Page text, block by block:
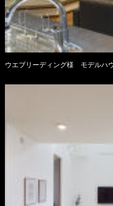
ウエブリーディング様 モデルハ